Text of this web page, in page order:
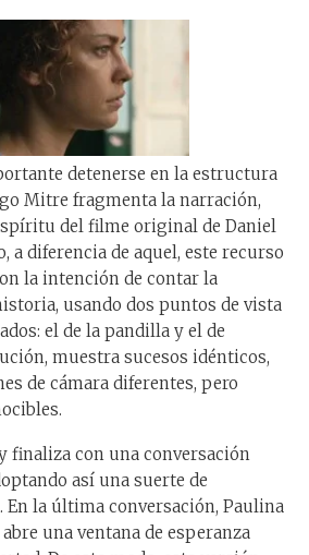
detenerse en la estructura
Mitre fragmenta la narración,
del filme original de Daniel
a diferencia de aquel, este recurso
la intención de contar la
usando dos puntos de vista
el de la pandilla y el de
muestra sucesos idénticos,
de cámara diferentes, pero
finaliza con una conversación
así una suerte de
la última conversación, Paulina
una ventana de esperanza